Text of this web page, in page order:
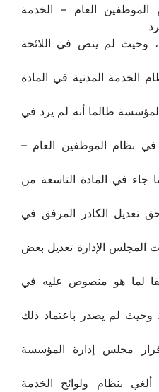
العام – الخدمة
وحيث لم ينص في اللائحة
الخدمة المدنية في المادة
طالما أنه لم يرد في
في نظام الموظفين العام –
جاء في المادة التاسعة من
تعديل الكادر المرفق في
المجلس الإدارة تعديل بعض
لما هو منصوص عليه في
لم يصدر باعتماد ذلك
مجلس إدارة المؤسسة
بنظام ولوائح الخدمة